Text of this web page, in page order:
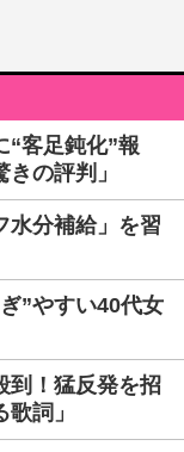
“客足鈍化”報
の評判」
分補給」を習
”やすい40代女
到！猛反発を招
詞」